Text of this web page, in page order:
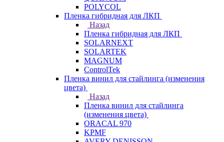
POLYCOL
Пленка гибридная для ЛКП
Назад
Пленка гибридная для ЛКП
SOLARNEXT
SOLARTEK
MAGNUM
ControlTek
Пленка винил для стайлинга (изменения
цвета)
Назад
Пленка винил для стайлинга
(изменения цвета)
ORACAL 970
KPMF